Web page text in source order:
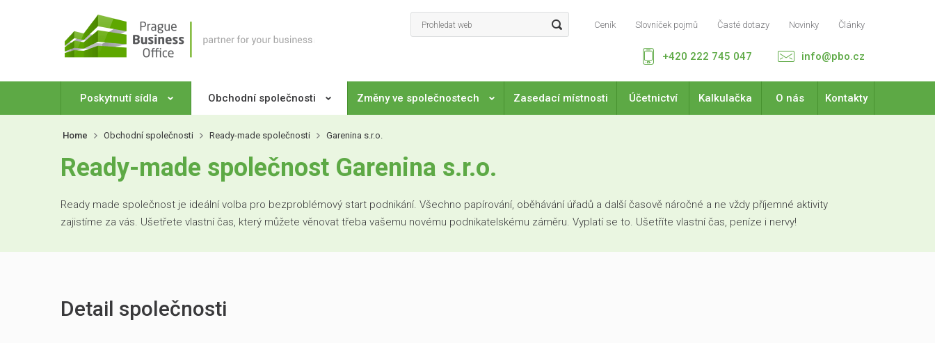
Ceník Slovníček pojmů Časté dotazy Novinky Články
info@pbo.cz
+420 222 745 047
Poskytnutí sídla Obchodní společnosti Změny ve společnostech Zasedací místnosti Účetnictví Kalkulačka O nás Kontakty
Home Obchodní společnosti Ready-made společnosti Garenina s.r.o.
Ready-made společnost Garenina s.r.o.
Ready made společnost je ideální volba pro bezproblémový start podnikání. Všechno papírování, oběhávání úřadů a další časově náročné a ne vždy příjemné aktivity
zajistíme za vás. Ušetřete vlastní čas, který můžete věnovat třeba vašemu novému podnikatelskému záměru. Vyplatí se to. Ušetříte vlastní čas, peníze i nervy!
Detail společnosti